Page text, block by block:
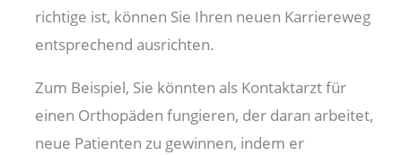
richtige ist, können Sie Ihren neuen Karriereweg
entsprechend ausrichten.
Zum Beispiel, Sie könnten als Kontaktarzt für
einen Orthopäden fungieren, der daran arbeitet,
neue Patienten zu gewinnen, indem er